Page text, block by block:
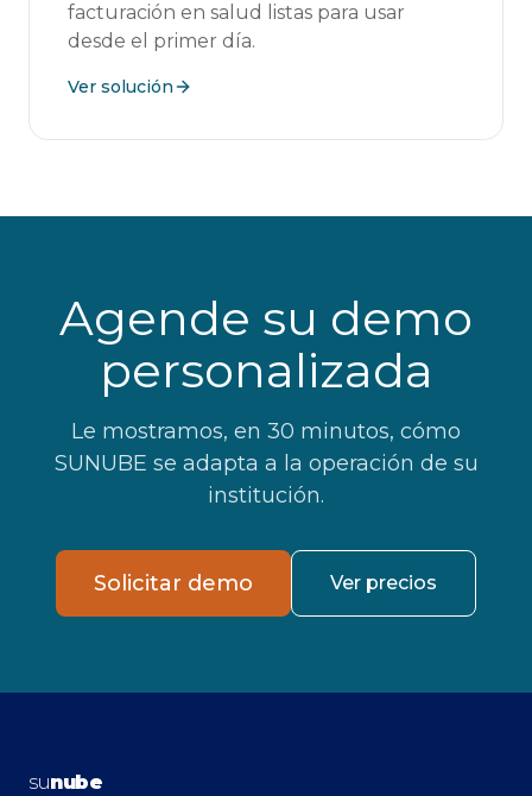
facturación en salud listas para usar
desde el primer día.
Ver solución
Agende su demo
personalizada
Le mostramos, en 30 minutos, cómo
SUNUBE se adapta a la operación de su
institución.
Solicitar demo Ver precios
sunube